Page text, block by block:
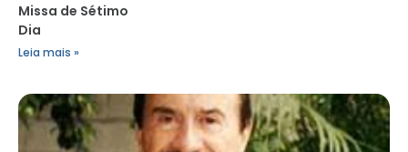
Missa de Sétimo
Dia
Leia mais »